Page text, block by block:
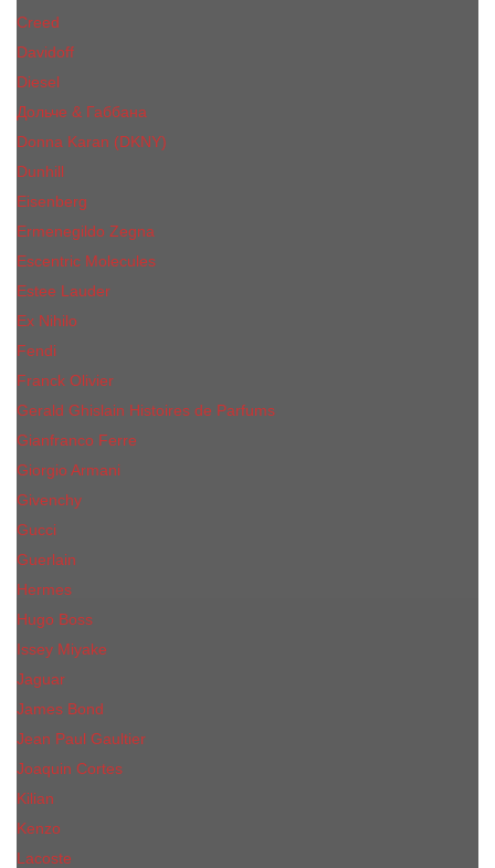
Creed
Davidoff
Diesel
Дольче & Габбана
Donna Karan (DKNY)
Dunhill
Eisenberg
Ermenegildo Zegna
Escentric Molecules
Еsteе Lаudеr
Ex Nihilo
Fendi
Franck Olivier
Gerald Ghislain Histoires de Parfums
Gianfranco Ferre
Giorgio Armani
Givenchy
Gucci
Guerlain
Hermes
Hugo Boss
Issey Miyake
Jaguar
James Bond
Jean Paul Gaultier
Joaquin Сortes
Kilian
Kenzo
Lacoste